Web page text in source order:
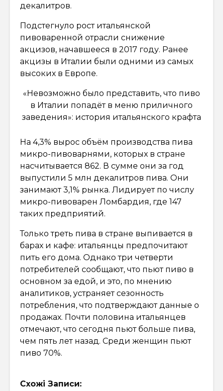
декалитров.
Подстегнуло рост итальянской
пивоваренной отрасли снижение
акцизов, начавшееся в 2017 году. Ранее
акцизы в Италии были одними из самых
высоких в Европе.
«Невозможно было представить, что пиво
в Италии попадёт в меню приличного
заведения»: история итальянского крафта
На 4,3% вырос объём производства пива
микро-пивоварнями, которых в стране
насчитывается 862. В сумме они за год
выпустили 5 млн декалитров пива. Они
занимают 3,1% рынка. Лидирует по числу
микро-пивоварен Ломбардия, где 147
таких предприятий.
Только треть пива в стране выпивается в
барах и кафе: итальянцы предпочитают
пить его дома. Однако три четверти
потребителей сообщают, что пьют пиво в
основном за едой, и это, по мнению
аналитиков, устраняет сезонность
потребления, что подтверждают данные о
продажах. Почти половина итальянцев
отмечают, что сегодня пьют больше пива,
чем пять лет назад. Среди женщин пьют
пиво 70%.
Схожі Записи: